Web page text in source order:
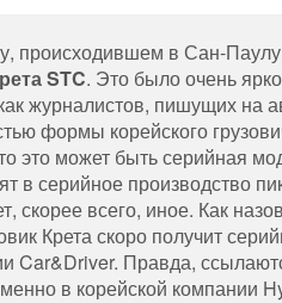
в Сан-
STC. Это было очень
журналистов, пишущих на
формы корейского
это может быть серийная
в серийное производство
скорее всего, иное. Как
Крета скоро получит
Car&Driver. Правда,
в корейской компании